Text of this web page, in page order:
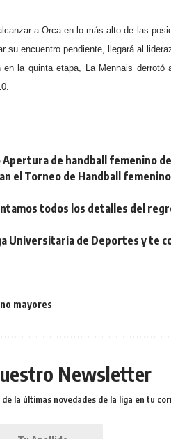
a Orca en lo más alto de las
su encuentro pendiente, llegará al
en la quinta etapa, La Mennais
Apertura de handball femenino
el Torneo de Handball
todos los detalles del
Universitaria de Deportes y te
mayores
Newsletter
la últimas novedades de la liga en tu